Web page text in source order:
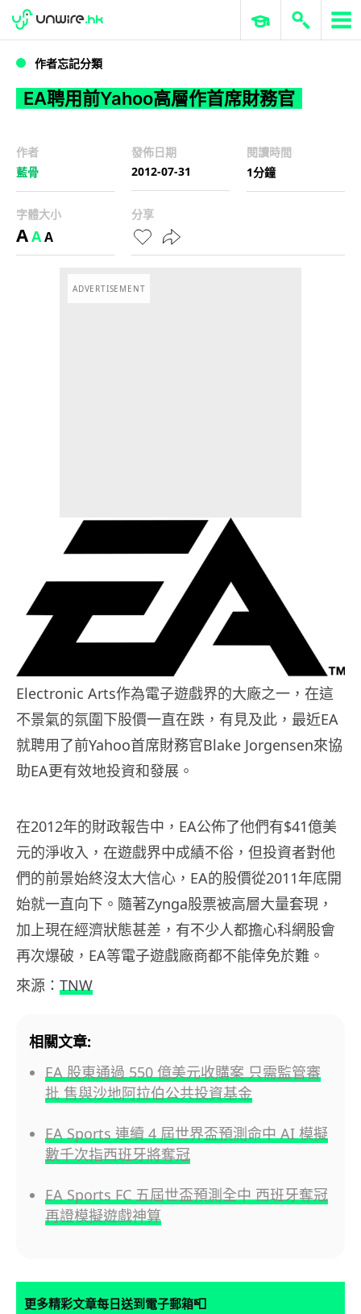
EA聘用前Yahoo高層作首席財務官
WWDC 2026 ERP 與商業 AI
作者忘記分類
EA聘用前Yahoo高層作首席財務官
作者
藍骨
發佈日期
2012-07-31
閱讀時間
1分鐘
字體大小
AAA
分享
ADVERTISEMENT
Electronic Arts作為電子遊戲界的大廠之一，在這
不景氣的氛圍下股價一直在跌，有見及此，最近EA
就聘用了前Yahoo首席財務官Blake Jorgensen來協
助EA更有效地投資和發展。
在2012年的財政報告中，EA公佈了他們有$41億美
元的淨收入，在遊戲界中成績不俗，但投資者對他
們的前景始終沒太大信心，EA的股價從2011年底開
始就一直向下。隨著Zynga股票被高層大量套現，
加上現在經濟狀態甚差，有不少人都擔心科網股會
再次爆破，EA等電子遊戲廠商都不能倖免於難。
來源： TNW
相關文章:
EA 股東通過 550 億美元收購案 只需監管審
批 售與沙地阿拉伯公共投資基金
EA Sports 連續 4 屆世界盃預測命中 AI 模擬
數千次指西班牙將奪冠
EA Sports FC 五屆世盃預測全中 西班牙奪冠
再證模擬遊戲神算
更多精彩文章每日送到電子郵箱📮